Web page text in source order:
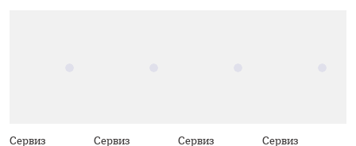
Сервиз
Сервиз
Сервиз
Сервиз